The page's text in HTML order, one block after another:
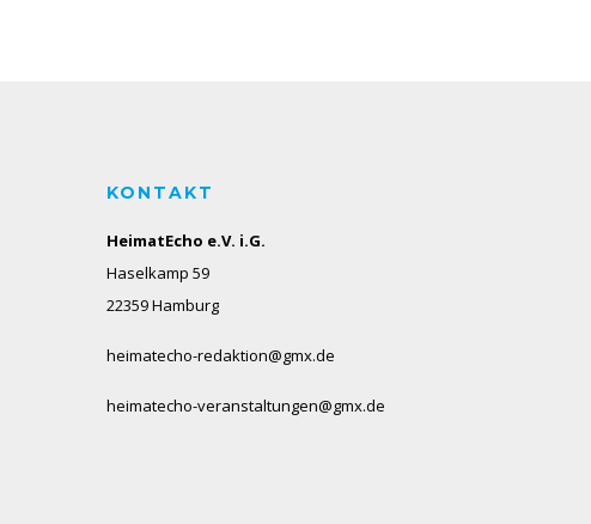
KONTAKT
HeimatEcho e.V. i.G.
Haselkamp 59
22359 Hamburg
heimatecho-redaktion@gmx.de
heimatecho-veranstaltungen@gmx.de